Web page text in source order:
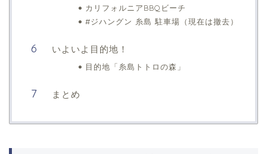
カリフォルニアBBQビーチ
#ジハングン 糸島 駐車場（現在は撤去）
いよいよ目的地！
目的地「糸島トトロの森」
まとめ